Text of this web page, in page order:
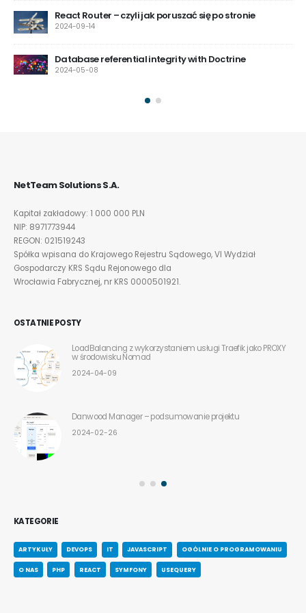
React Router – czyli jak poruszać się po stronie
2024-09-14
Database referential integrity with Doctrine
2024-05-08
NetTeam Solutions S.A.
Kapitał zakładowy: 1 000 000 PLN
NIP: 8971773944
REGON: 021519243
Spółka wpisana do Krajowego Rejestru Sądowego, VI Wydział
Gospodarczy KRS Sądu Rejonowego dla
Wrocławia Fabrycznej, nr KRS 0000501921.
OSTATNIE POSTY
LoadBalancing z wykorzystaniem usługi Traefik jako PROXY
w środowisku Nomad
2024-04-09
Danwood Manager – podsumowanie projektu
2024-02-26
KATEGORIE
ARTYKUŁY DEVOPS IT JAVASCRIPT OGÓLNIE O PROGRAMOWANIU
O NAS PHP REACT SYMFONY USEQUERY